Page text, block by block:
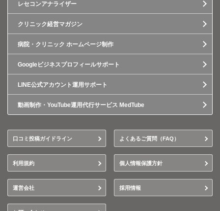
レセコンアナライザー
クリニック経営マガジン
病院・クリニック ホームページ制作
Googleビジネスプロフィールサポート
LINE公式アカウント運用サポート
動画制作・YouTube運用代行サービス MedTube
口コミ投稿ガイドライン よくあるご質問（FAQ）
利用規約 個人情報保護方針
運営会社 採用情報